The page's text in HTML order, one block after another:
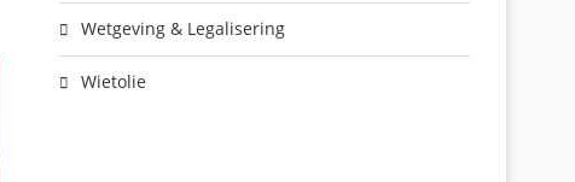
Wetgeving & Legalisering
Wietolie